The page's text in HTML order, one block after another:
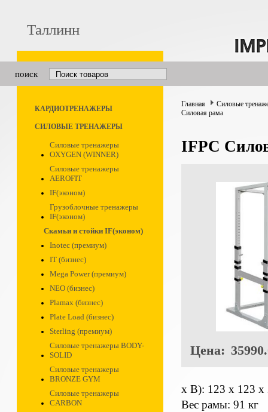
Таллинн
поиск
КАРДИОТРЕНАЖЕРЫ
СИЛОВЫЕ ТРЕНАЖЕРЫ
Силовые тренажеры
OXYGEN (WINNER)
Силовые тренажеры
AEROFIT
IF(эконом)
Грузоблочные тренажеры
IF(эконом)
Скамьи и стойки IF(эконом)
Inotec (премиум)
IT (бизнес)
Mega Power (премиум)
NEO (бизнес)
Plamax (бизнес)
Plate Load (бизнес)
Sterling (премиум)
Силовые тренажеры BODY-
SOLID
Силовые тренажеры
BRONZE GYM
Силовые тренажеры
CARBON
Главная
Силовые
Силовая рама
IFPC
Цена:
х В): 123 х 123 х
Вес рамы: 91 кг